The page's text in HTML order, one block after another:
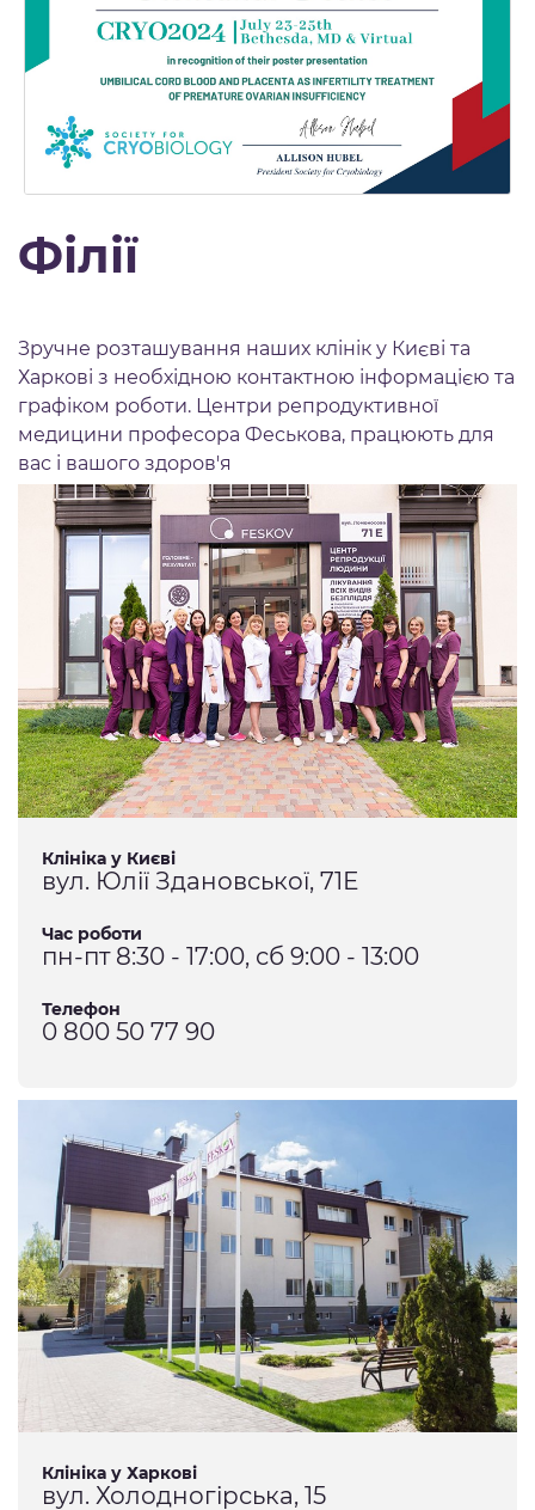
Філії
Зручне розташування наших клінік у Києві та
Харкові з необхідною контактною інформацією та
графіком роботи. Центри репродуктивної
медицини професора Феськова, працюють для
вас і вашого здоров'я
Клініка у Києві
вул. Юлії Здановської, 71Е
Час роботи
пн-пт 8:30 - 17:00, сб 9:00 - 13:00
Телефон
0 800 50 77 90
Клініка у Харкові
вул. Холодногірська, 15